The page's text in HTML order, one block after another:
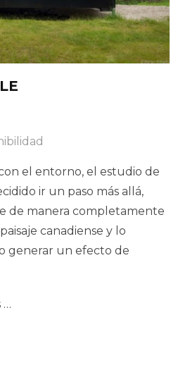
el entorno, el estudio de
ir un paso más allá,
de manera completamente
canadiense y lo
generar un efecto de
…